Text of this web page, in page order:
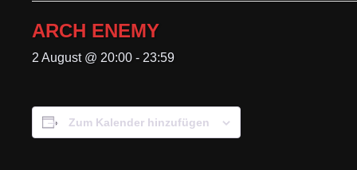
ARCH ENEMY
2 August @ 20:00 - 23:59
Zum Kalender hinzufügen